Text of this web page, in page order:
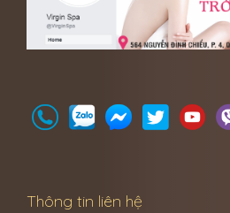
Thông tin liên hệ